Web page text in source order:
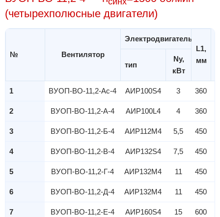
(четырехполюсные двигатели)
№ Вентилятор
Электродвигатель
L1,
мм
тип
Ny,
кВт
1 ВУОП-ВО-11,2-Ас-4 АИР100S4 3 360
2 ВУОП-ВО-11,2-А-4 АИР100L4 4 360
3 ВУОП-ВО-11,2-Б-4 АИР112M4 5,5 450
4 ВУОП-ВО-11,2-В-4 АИР132S4 7,5 450
5 ВУОП-ВО-11,2-Г-4 АИР132M4 11 450
6 ВУОП-ВО-11,2-Д-4 АИР132M4 11 450
7 ВУОП-ВО-11,2-Е-4 АИР160S4 15 600